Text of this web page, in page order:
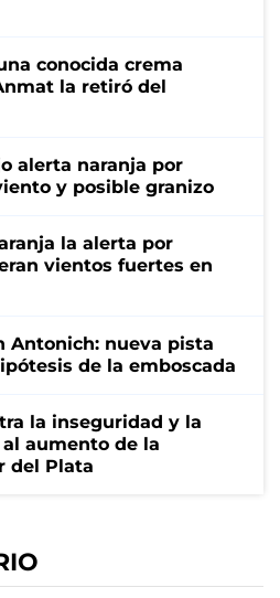
conocida crema
la retiró del
alerta naranja por
y posible granizo
la alerta por
vientos fuertes en
Antonich: nueva pista
de la emboscada
la inseguridad y la
aumento de la
del Plata